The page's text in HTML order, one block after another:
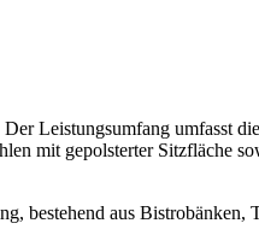
Leistungsumfang umfasst
mit gepolsterter Sitzfläche
bestehend aus Bistrobänken,